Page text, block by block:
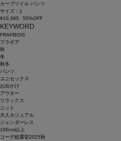
カーブツイル パンツ
サイズ：1
¥10,395
55%OFF
KEYWORD
FRAPBOIS
フラボア
秋
冬
秋冬
パンツ
ユニセックス
お出かけ
アウター
リラックス
ニット
大人カジュアル
ジェンダーレス
160cm以上
コーデ総選挙2025秋